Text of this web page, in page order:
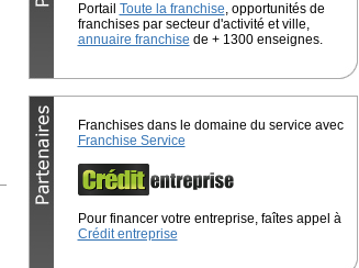
Portail Toute la franchise, opportunités de
franchises par secteur d'activité et ville,
annuaire franchise de + 1300 enseignes.
Franchises dans le domaine du service avec
Franchise Service
Pour financer votre entreprise, faîtes appel à
Crédit entreprise